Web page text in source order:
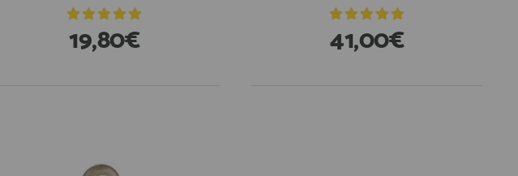
19,80€ 41,00€